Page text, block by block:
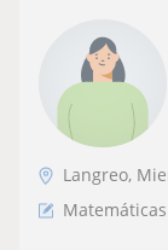
Langreo,
Matemáticas